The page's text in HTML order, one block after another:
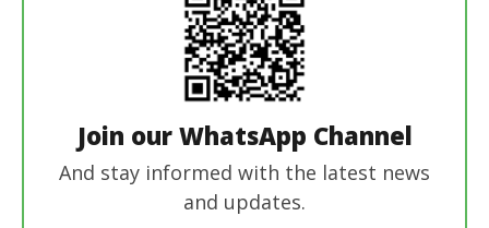
Join our WhatsApp Channel
And stay informed with the latest news
and updates.